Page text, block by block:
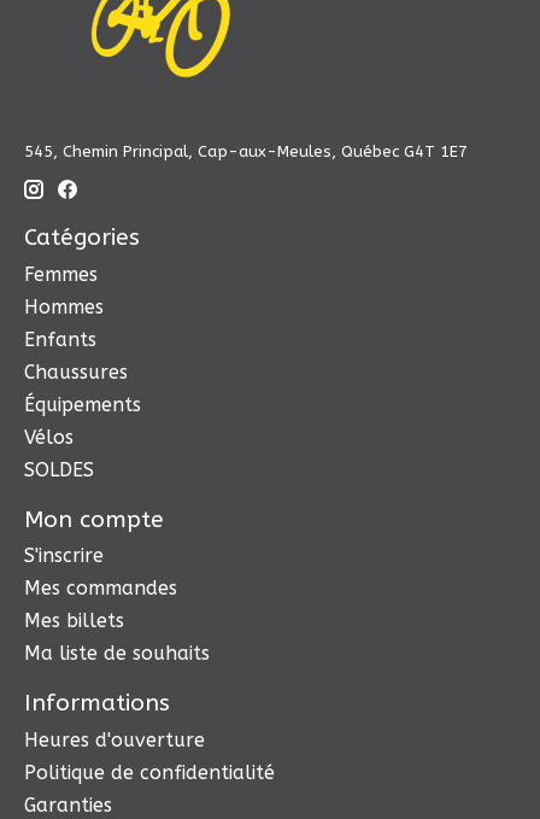
545, Chemin Principal, Cap-aux-Meules, Québec G4T 1E7
Catégories
Femmes
Hommes
Enfants
Chaussures
Équipements
Vélos
SOLDES
Mon compte
S'inscrire
Mes commandes
Mes billets
Ma liste de souhaits
Informations
Heures d'ouverture
Politique de confidentialité
Garanties